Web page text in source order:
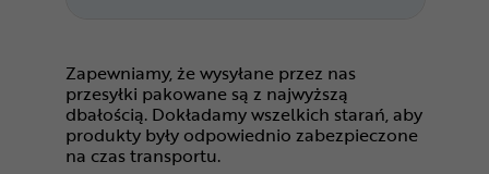
Zapewniamy, że wysyłane przez nas
przesyłki pakowane są z najwyższą
dbałością. Dokładamy wszelkich starań, aby
produkty były odpowiednio zabezpieczone
na czas transportu.